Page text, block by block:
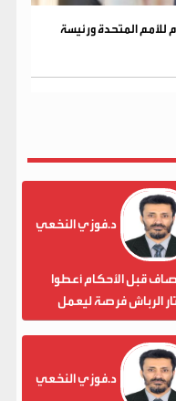
للأمم المتحدة ورئيسة
د.فوزي النخعي
قبل الأحكام أعطوا
الرباش فرصة ليعمل
د.فوزي النخعي